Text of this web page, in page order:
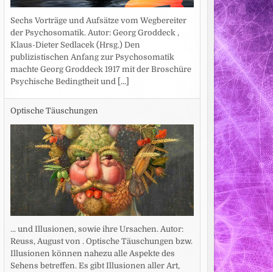
Sechs Vorträge und Aufsätze vom Wegbereiter
der Psychosomatik. Autor: Georg Groddeck ,
Klaus-Dieter Sedlacek (Hrsg.) Den
publizistischen Anfang zur Psychosomatik
machte Georg Groddeck 1917 mit der Broschüre
Psychische Bedingtheit und [...]
Optische Täuschungen
... und Illusionen, sowie ihre Ursachen. Autor:
Reuss, August von . Optische Täuschungen bzw.
Illusionen können nahezu alle Aspekte des
Sehens betreffen. Es gibt Illusionen aller Art,